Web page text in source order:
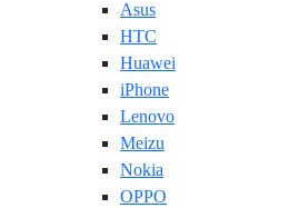
Asus
HTC
Huawei
iPhone
Lenovo
Meizu
Nokia
OPPO